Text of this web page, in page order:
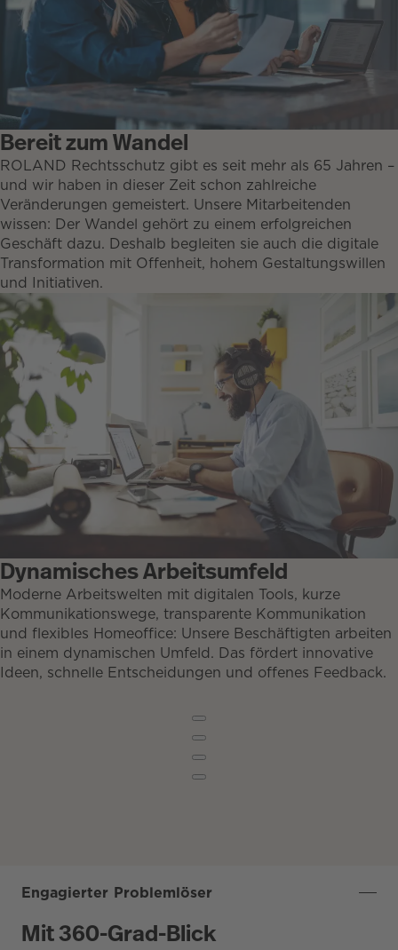
Bereit zum Wandel
ROLAND Rechtsschutz gibt es seit mehr als 65 Jahren –
und wir haben in dieser Zeit schon zahlreiche
Veränderungen gemeistert. Unsere Mitarbeitenden
wissen: Der Wandel gehört zu einem erfolgreichen
Geschäft dazu. Deshalb begleiten sie auch die digitale
Transformation mit Offenheit, hohem Gestaltungswillen
und Initiativen.
Dynamisches Arbeitsumfeld
Moderne Arbeitswelten mit digitalen Tools, kurze
Kommunikationswege, transparente Kommunikation
und flexibles Homeoffice: Unsere Beschäftigten arbeiten
in einem dynamischen Umfeld. Das fördert innovative
Ideen, schnelle Entscheidungen und offenes Feedback.
Engagierter Problemlöser
Mit 360-Grad-Blick